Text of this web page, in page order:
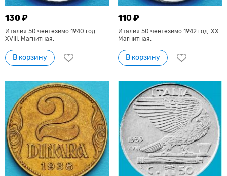
130 ₽
Италия 50 чентезимо 1940 год.
XVIII. Магнитная.
В корзину
110 ₽
Италия 50 чентезимо 1942 год. XX.
Магнитная.
В корзину